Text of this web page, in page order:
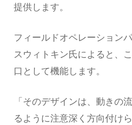
提供します。
フィールドオペレーション
スウィトキン氏によると、
口として機能します。
「そのデザインは、動きの
るように注意深く方向付け